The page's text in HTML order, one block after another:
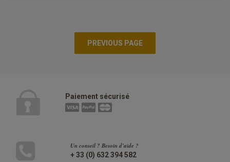
Paiement sécurisé
Un conseil ? Besoin d'aide ?
+ 33 (0) 632 394 582